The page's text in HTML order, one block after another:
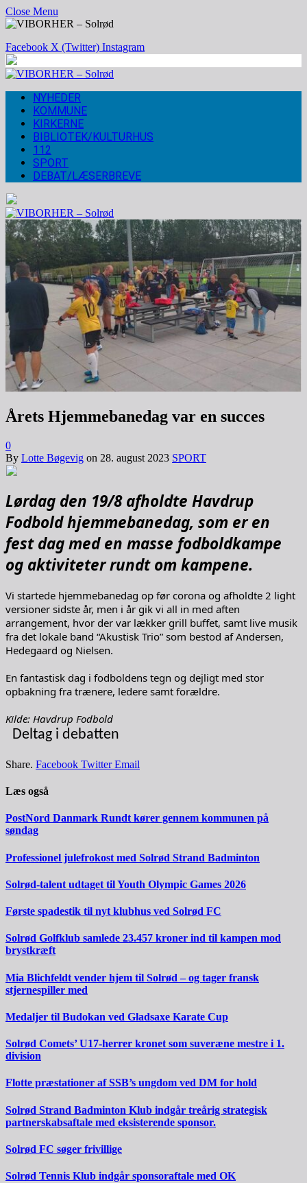
Close Menu
Facebook X (Twitter) Instagram
NYHEDER
KOMMUNE
KIRKERNE
BIBLIOTEK/KULTURHUS
112
SPORT
DEBAT/LÆSERBREVE
Årets Hjemmebanedag var en succes
0
By Lotte Bøgevig on 28. august 2023 SPORT
Lørdag den 19/8 afholdte Havdrup
Fodbold hjemmebanedag, som er en
fest dag med en masse fodboldkampe
og aktiviteter rundt om kampene.
Vi startede hjemmebanedag op før corona og afholdte 2 light
versioner sidste år, men i år gik vi all in med aften
arrangement, hvor der var lækker grill buffet, samt live musik
fra det lokale band “Akustisk Trio” som bestod af Andersen,
Hedegaard og Nielsen.
En fantastisk dag i fodboldens tegn og dejligt med stor
opbakning fra trænere, ledere samt forældre.
Kilde: Havdrup Fodbold
Deltag i debatten
Share. Facebook Twitter Email
Læs også
PostNord Danmark Rundt kører gennem kommunen på
søndag
Professionel julefrokost med Solrød Strand Badminton
Solrød-talent udtaget til Youth Olympic Games 2026
Første spadestik til nyt klubhus ved Solrød FC
Solrød Golfklub samlede 23.457 kroner ind til kampen mod
brystkræft
Mia Blichfeldt vender hjem til Solrød – og tager fransk
stjernespiller med
Medaljer til Budokan ved Gladsaxe Karate Cup
Solrød Comets’ U17-herrer kronet som suveræne mestre i 1.
division
Flotte præstationer af SSB’s ungdom ved DM for hold
Solrød Strand Badminton Klub indgår treårig strategisk
partnerskabsaftale med eksisterende sponsor.
Solrød FC søger frivillige
Solrød Tennis Klub indgår sponsoraftale med OK